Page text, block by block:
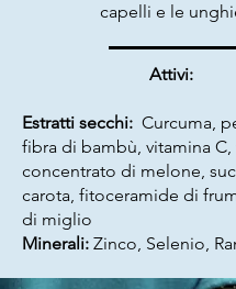
capelli e le
Attivi:
Estratti secchi: Curcuma,
fibra di bambù, vitamina C,
concentrato di melone,
carota, fitoceramide di
di miglio
Minerali: Zinco, Selenio,